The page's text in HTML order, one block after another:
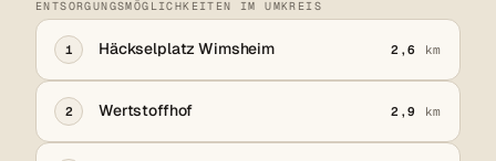
ENTSORGUNGSMÖGLICHKEITEN IM UMKREIS
1 Häckselplatz Wimsheim 2,6 km
2 Wertstoffhof 2,9 km